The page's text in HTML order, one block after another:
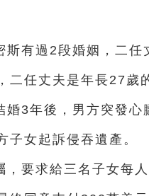
斯有過2段婚姻，二
二任丈夫是年長27歲
婚3年後，男方突發
子女起訴侵吞遺產。
，要求給三名子女每